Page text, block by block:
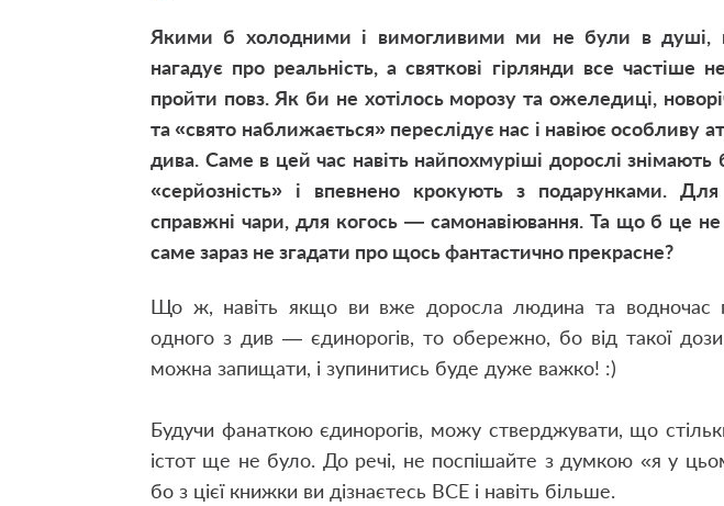
Якими б холодними і вимогливими ми не були в душі,
нагадує про реальність, а святкові гірлянди все частіше
пройти повз. Як би не хотілось морозу та ожеледиці,
та «свято наближається» переслідує нас і навіює особливу
дива. Саме в цей час навіть найпохмуріші дорослі
«серйозність» і впевнено крокують з подарунками.
справжні чари, для когось — самонавіювання. Та що б це
саме зараз не згадати про щось фантастично прекрасне?
Що ж, навіть якщо ви вже доросла людина та водночас
одного з див — єдинорогів, то обережно, бо від такої дози
можна запищати, і зупинитись буде дуже важко! :)
Будучи фанаткою єдинорогів, можу стверджувати, що
істот ще не було. До речі, не поспішайте з думкою «я у
бо з цієї книжки ви дізнаєтесь ВСЕ і навіть більше.